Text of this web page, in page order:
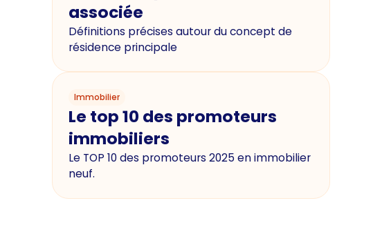
associée
Définitions précises autour du concept de
résidence principale
Immobilier
Le top 10 des promoteurs
immobiliers
Le TOP 10 des promoteurs 2025 en immobilier
neuf.